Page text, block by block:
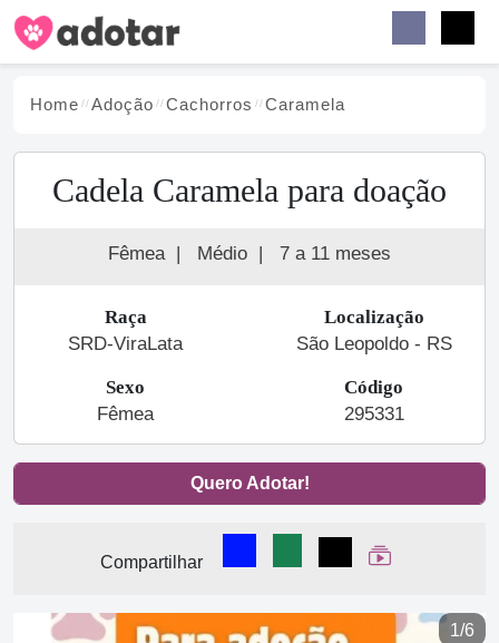
Home Adoção Cachorros Caramela
Cadela Caramela para doação
Fêmea | Médio | 7 a 11 meses
Raça
SRD-ViraLata
Localização
São Leopoldo - RS
Sexo
Fêmea
Código
295331
Quero Adotar!
Compartilhar
Compartilhar no Facebook
Compartilhar no
Compartilhar
Ver Web Story
1/6